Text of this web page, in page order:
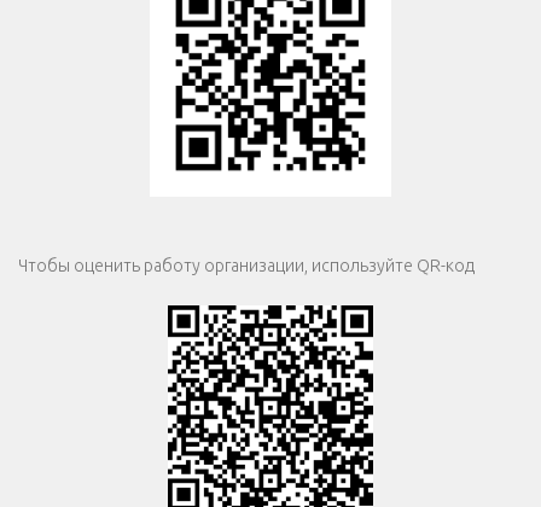
Чтобы оценить работу организации, используйте QR-код